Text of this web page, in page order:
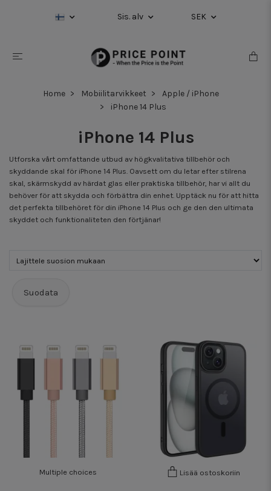
Sis. alv SEK
Home Mobiilitarvikkeet
Apple / iPhone
iPhone 14 Plus
iPhone 14 Plus
Utforska vårt omfattande utbud av högkvalitativa tillbehör och
skyddande skal för iPhone 14 Plus. Oavsett om du letar efter stilrena
skal, skärmskydd av härdat glas eller praktiska tillbehör, har vi allt du
behöver för att skydda och förbättra din enhet. Upptäck nu för att hitta
det perfekta tillbehöret för din iPhone 14 Plus och ge den den ultimata
skyddet och funktionaliteten den förtjänar!
Suodata
Multiple choices Lisää ostoskoriin